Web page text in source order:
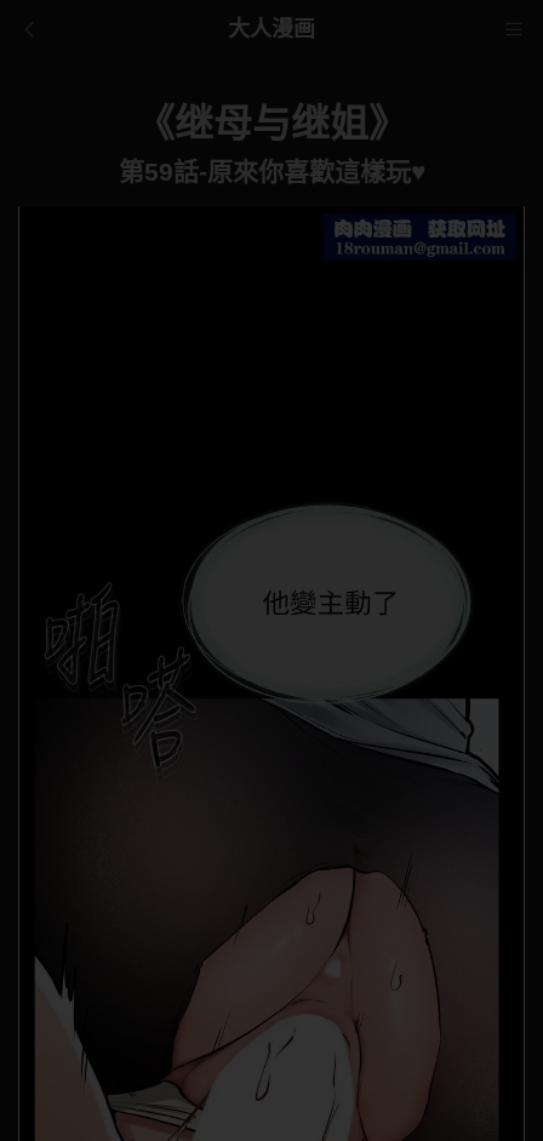
大人漫画
《继母与继姐》
第59話-原來你喜歡這樣玩♥